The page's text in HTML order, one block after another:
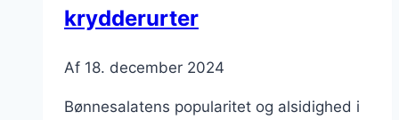
krydderurter
Af 18. december 2024
Bønnesalatens popularitet og alsidighed i